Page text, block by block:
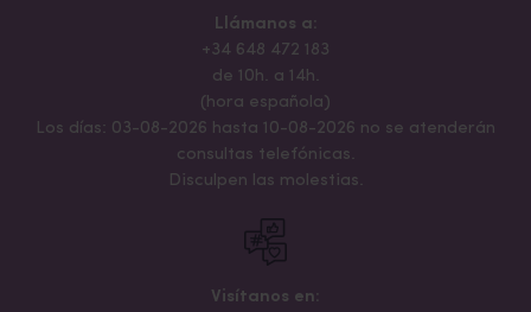
Llámanos a:
+34 648 472 183
de 10h. a 14h.
(hora española)
Los días: 03-08-2026 hasta 10-08-2026 no se atenderán
consultas telefónicas.
Disculpen las molestias.
Visítanos en: